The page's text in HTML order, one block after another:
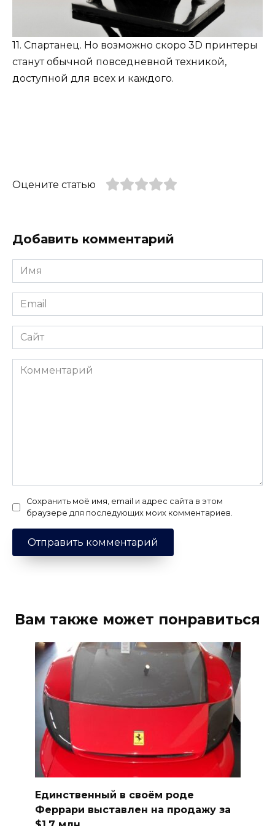
11. Спартанец. Но возможно скоро 3D принтеры
станут обычной повседневной техникой,
доступной для всех и каждого.
Оцените статью
Добавить комментарий
Имя
*
Email
*
Сайт
Комментарий
Сохранить моё имя, email и адрес сайта в этом
браузере для последующих моих комментариев.
Вам также может понравиться
Единственный в своём роде
Феррари выставлен на продажу за